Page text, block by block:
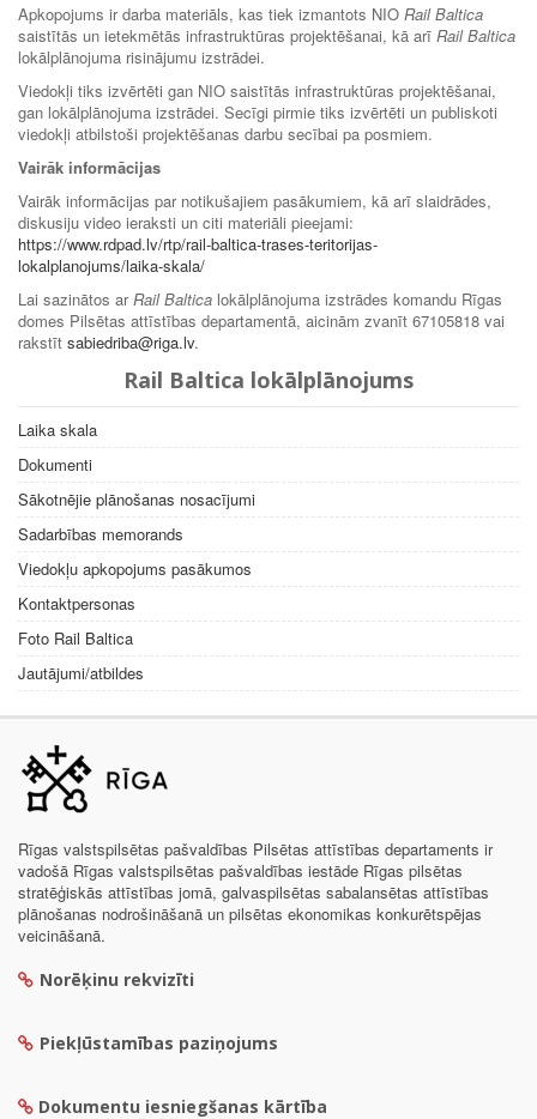
Apkopojums ir darba materiāls, kas tiek izmantots NIO Rail Baltica
saistītās un ietekmētās infrastruktūras projektēšanai, kā arī Rail Baltica
lokālplānojuma risinājumu izstrādei.
Viedokļi tiks izvērtēti gan NIO saistītās infrastruktūras projektēšanai,
gan lokālplānojuma izstrādei. Secīgi pirmie tiks izvērtēti un publiskoti
viedokļi atbilstoši projektēšanas darbu secībai pa posmiem.
Vairāk informācijas
Vairāk informācijas par notikušajiem pasākumiem, kā arī slaidrādes,
diskusiju video ieraksti un citi materiāli pieejami:
https://www.rdpad.lv/rtp/rail-baltica-trases-teritorijas-
lokalplanojums/laika-skala/
Lai sazinātos ar Rail Baltica lokālplānojuma izstrādes komandu Rīgas
domes Pilsētas attīstības departamentā, aicinām zvanīt 67105818 vai
rakstīt sabiedriba@riga.lv.
Rail Baltica lokālplānojums
Laika skala
Dokumenti
Sākotnējie plānošanas nosacījumi
Sadarbības memorands
Viedokļu apkopojums pasākumos
Kontaktpersonas
Foto Rail Baltica
Jautājumi/atbildes
Rīgas valstspilsētas pašvaldības Pilsētas attīstības departaments ir
vadošā Rīgas valstspilsētas pašvaldības iestāde Rīgas pilsētas
stratēģiskās attīstības jomā, galvaspilsētas sabalansētas attīstības
plānošanas nodrošināšanā un pilsētas ekonomikas konkurētspējas
veicināšanā.
Norēķinu rekvizīti
Piekļūstamības paziņojums
Dokumentu iesniegšanas kārtība